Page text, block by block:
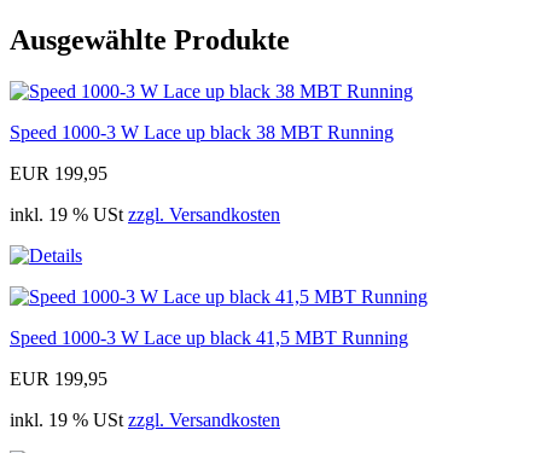
Ausgewählte Produkte
Speed 1000-3 W Lace up black 38 MBT Running
EUR 199,95
inkl. 19 % USt zzgl. Versandkosten
Speed 1000-3 W Lace up black 41,5 MBT Running
EUR 199,95
inkl. 19 % USt zzgl. Versandkosten